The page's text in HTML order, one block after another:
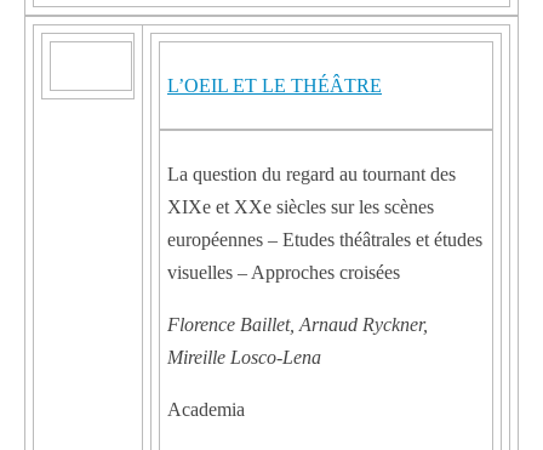
L’OEIL ET LE THÉÂTRE
La question du regard au tournant des
XIXe et XXe siècles sur les scènes
européennes – Etudes théâtrales et études
visuelles – Approches croisées
Florence Baillet, Arnaud Ryckner,
Mireille Losco-Lena
Academia